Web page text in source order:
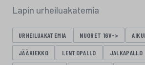
Lapin urheiluakatemia
URHEILUAKATEMIA NUORET 16V->
JÄÄKIEKKO LENTOPALLO JALKAPALLO